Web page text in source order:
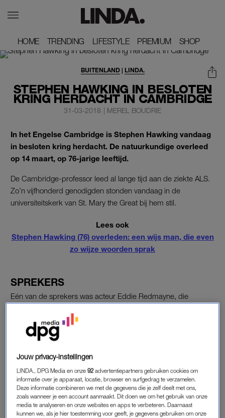
HOME
HOME TRENDING
TRENDING LIFESTYLE
LIFESTYLE PREMIUM
PREMIUM SHOP
SHOP
STEPHEN HAWKING IN BESLOTEN
KRING HERDACHT IN CAMBRIDGE
BUITENLAND| LINDA.
31-03-2018 | MEREL BOUDRIE
In het Engelse Cambridge is Stephen Hawking vandaag
in besloten kring herdacht. De natuurkundige overleed
op 14 maart, op 76-jarige leeftijd.
De Cambridge-professor leed al lange tijd aan de ziekte ALS.
Zo’n vijfhonderd genodigden stonden vandaag in de
universiteitskerk van St. Mary the Great bij hem stil.
Lees ook
Stephen Hawking (76) overleden: een wijs man, die even
zo wijze woorden sprak
SPREKERS
Eén van de sprekers was acteur Eddie Redmayne, die
Everything’. Datschrijft
Robert, sterrendeskundige Martin Reese en professor Fay
Dowker, een leerling van Hawking, aan het woord.
Jane Hawking, de eerste vrouw van Stephen, arriveert met
haar zoon Tim.
Jouw privacy-instellingen
LINDA., DPG Media en onze92 advertentiepartners gebruiken cookies om
informatie over je apparaat, locatie, browser en surfgedrag te verzamelen.
Deze informatie combineren we met de gegevens die je zelf deelt met ons,
zoals wanneer je een account aanmaakt. Dit doen we om het gebruik van onze
media te analyseren en onze websites en apps te verbeteren. Daarnaast
kunnen we, als je hier toestemming voor geeft, je gegevens gebruiken om onze